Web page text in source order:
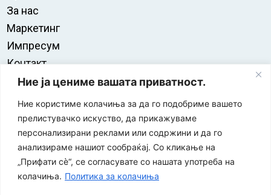
Ние ја цениме вашата приватност.
Ние користиме колачиња за да го подобриме вашето
прелистувачко искуство, да прикажуваме
персонализирани реклами или содржини и да го
анализираме нашиот сообраќај. Со кликање на
„Прифати сè“, се согласувате со нашата употреба на
колачиња. Политика за колачиња
За нас
Маркетинг
Импресум
Контакт
Правила на користење